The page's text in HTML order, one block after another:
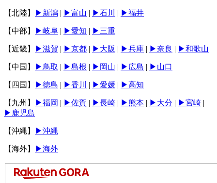
【北陸】 ▶︎新潟 | ▶︎富山 | ▶︎石川 | ▶︎福井
【中部】 ▶︎岐阜 | ▶︎愛知 | ▶︎三重
【近畿】 ▶︎滋賀 | ▶︎京都 | ▶︎大阪 | ▶︎兵庫 | ▶︎奈良 | ▶︎和歌山
【中国】 ▶︎鳥取 | ▶︎島根 | ▶︎岡山 | ▶︎広島 | ▶︎山口
【四国】 ▶︎徳島 | ▶︎香川 | ▶︎愛媛 | ▶︎高知
【九州】 ▶︎福岡 | ▶︎佐賀 | ▶︎長崎 | ▶︎熊本 | ▶︎大分 | ▶︎宮崎 |
▶︎鹿児島
【沖縄】 ▶︎沖縄
【海外】 ▶海外